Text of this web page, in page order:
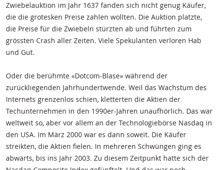
Zwiebelauktion im Jahr 1637 fanden sich nicht genug Käufer,
die die grotesken Preise zahlen wollten. Die Auktion platzte,
die Preise für die Zwiebeln stürzten ab und führten zum
grössten Crash aller Zeiten. Viele Spekulanten verloren Hab
und Gut.
Oder die berühmte «Dotcom-Blase» während der
zurückliegenden Jahrhundertwende. Weil das Wachstum des
Internets grenzenlos schien, kletterten die Aktien der
Techunternehmen in den 1990er-Jahren unaufhörlich. Das war
weltweit so, aber vor allem an der Technologiebörse Nasdaq in
den USA. Im März 2000 war es dann soweit. Die Käufer
streikten, die Aktien fielen. In mehreren Schwüngen ging es
abwärts, bis ins Jahr 2003. Zu diesem Zeitpunkt hatte sich der